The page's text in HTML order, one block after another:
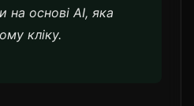
на основі AI, яка
кліку.